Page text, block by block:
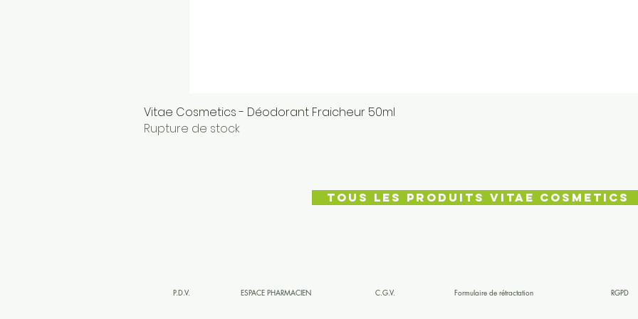
Vitae Cosmetics - Déodorant Fraicheur 50ml
Rupture de stock
Tous les produits Vitae Cosmetics
P.D.V. ESPACE PHARMACIEN C.G.V. Formulaire de rétractation RGPD